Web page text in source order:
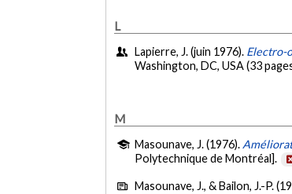
L
Lapierre, J. (juin 1976). Electro-
Washington, DC, USA (33
M
Masounave, J. (1976).
Polytechnique de Montréal].
Masounave, J., & Bailon, J.-P.